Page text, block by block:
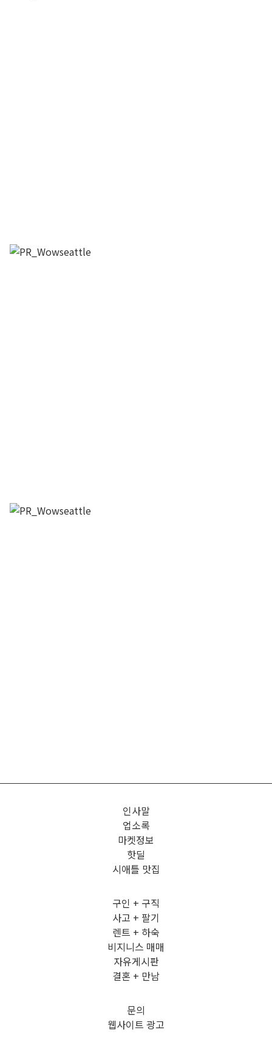
인사말
업소록
마켓정보
핫딜
시애틀 맛집
구인 + 구직
사고 + 팔기
렌트 + 하숙
비지니스 매매
자유게시판
결혼 + 만남
문의
웹사이트 광고